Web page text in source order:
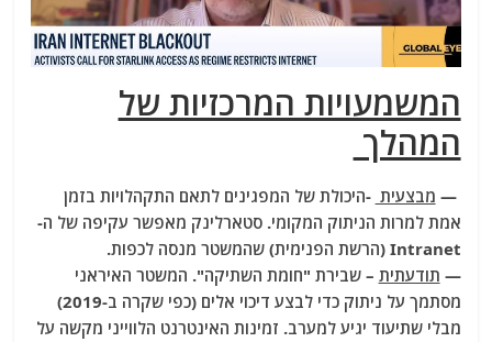
המשמעויות המרכזיות של
המהלך
— מבצעית -היכולת של המפגינים לתאם התקהלויות בזמן
אמת למרות הניתוק המקומי. סטארלינק מאפשר עקיפה של ה-
Intranet (הרשת הפנימית) שהמשטר מנסה לכפות.
— תודעתית – שבירת "חומת השתיקה". המשטר האיראני
מסתמך על ניתוק כדי לבצע דיכוי אלים (כפי שקרה ב-2019)
מבלי שתיעוד יגיע למערב. זמינות האינטרנט הלווייני מקשה על